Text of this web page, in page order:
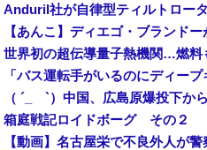
箱庭戦記ロイドボーグ その２